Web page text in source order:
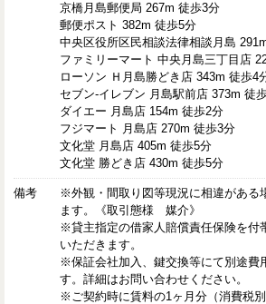
京橋月島郵便局 267m 徒歩3分
郵便ポスト 382m 徒歩5分
中央区役所区民相談法律相談月島
ファミリーマート 中央月島三丁目店
ローソン Ｈ月島勝どき店 343m 徒歩4
セブン-イレブン 月島駅前店 373m 徒
ダイエー 月島店 154m 徒歩2分
フジマート 月島店 270m 徒歩3分
文化堂 月島店 405m 徒歩5分
文化堂 勝どき店 430m 徒歩5分
備考
※外観・間取り図等現況に相違がある
ます。《取引態様 媒介》
※貸主指定の借家人賠償責任保険を付
いただきます。
※保証会社加入、鍵交換等にて別途費
す。詳細はお問い合わせください。
※ご契約時に賃料の1ヶ月分（消費税